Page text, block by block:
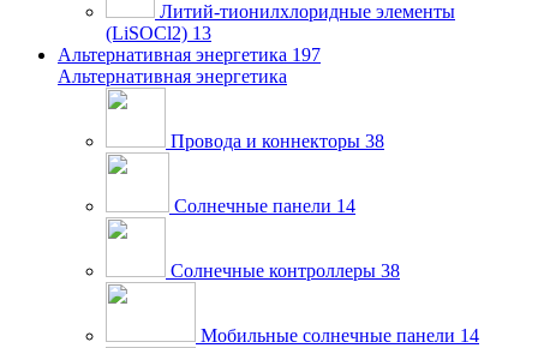
Литий-тионилхлоридные элементы
(LiSOCl2) 13
Альтернативная энергетика 197
Альтернативная энергетика
Провода и коннекторы 38
Солнечные панели 14
Солнечные контроллеры 38
Мобильные солнечные панели 14